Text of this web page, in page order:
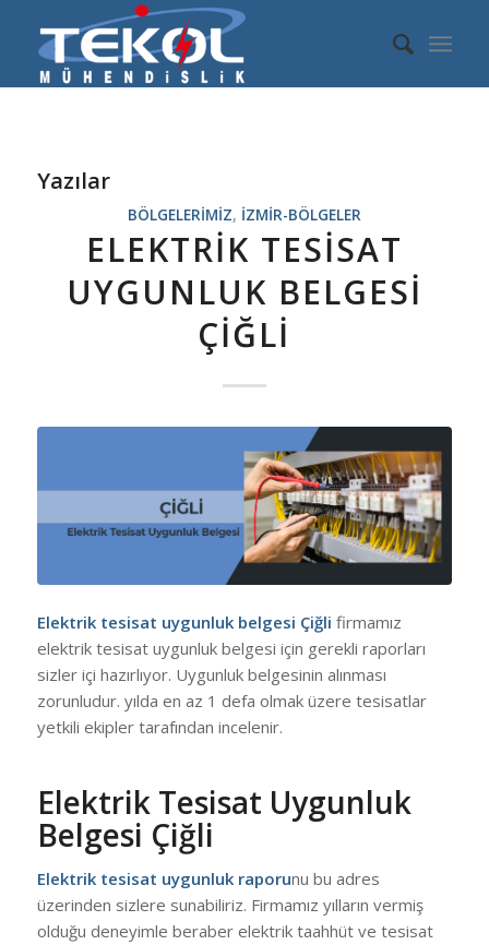
Yazılar
BÖLGELERIMIZ, IZMIR-BÖLGELER
ELEKTRIK TESISAT
UYGUNLUK BELGESI
ÇIĞLI
Elektrik tesisat uygunluk belgesi Çiğli firmamız
elektrik tesisat uygunluk belgesi için gerekli raporları
sizler içi hazırlıyor. Uygunluk belgesinin alınması
zorunludur. yılda en az 1 defa olmak üzere tesisatlar
yetkili ekipler tarafından incelenir.
Elektrik Tesisat Uygunluk
Belgesi Çiğli
Elektrik tesisat uygunluk raporunu bu adres
üzerinden sizlere sunabiliriz. Firmamız yılların vermiş
olduğu deneyimle beraber elektrik taahhüt ve tesisat